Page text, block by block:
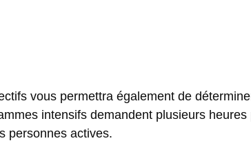
vous permettra également de
intensifs demandent plusieurs
personnes actives.